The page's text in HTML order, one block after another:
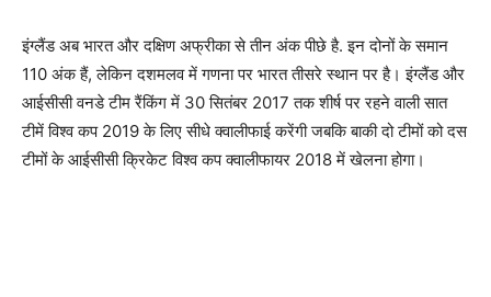
इंग्लैंड अब भारत और दक्षिण अफ्रीका से तीन अंक पीछे है. इन दोनों के समान
110 अंक हैं, लेकिन दशमलव में गणना पर भारत तीसरे स्थान पर है। इंग्लैंड और
आईसीसी वनडे टीम रैंकिंग में 30 सितंबर 2017 तक शीर्ष पर रहने वाली सात
टीमें विश्व कप 2019 के लिए सीधे क्वालीफाई करेंगी जबकि बाकी दो टीमों को दस
टीमों के आईसीसी क्रिकेट विश्व कप क्वालीफायर 2018 में खेलना होगा।